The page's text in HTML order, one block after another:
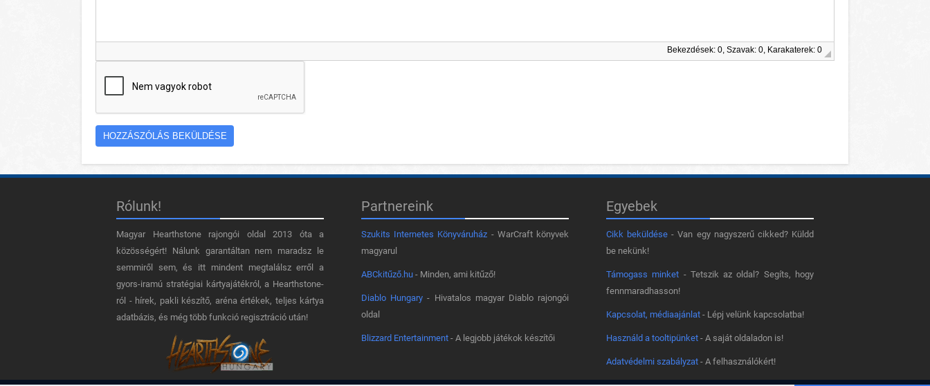
Bekezdések: 0, Szavak: 0, Karakaterek: 0
Rólunk!
Magyar Hearthstone​ rajongói oldal 2013 óta a
közösségért! Nálunk garantáltan nem maradsz le
semmiről sem, és itt mindent megtalálsz erről a
gyors-iramú stratégiai kártyajátékról, a Hearthstone-
ról - hírek, pakli készítő, aréna értékek, teljes kártya
adatbázis, és még több funkció regisztráció után!
Partnereink
Szukits Internetes Könyváruház - WarCraft könyvek
magyarul
ABCkitűző.hu - Minden, ami kitűző!
Diablo Hungary - Hivatalos magyar Diablo rajongói
oldal
Blizzard Entertainment - A legjobb játékok készítői
Egyebek
Cikk beküldése - Van egy nagyszerű cikked? Küldd
be nekünk!
Támogass minket - Tetszik az oldal? Segíts, hogy
fennmaradhasson!
Kapcsolat, médiaajánlat - Lépj velünk kapcsolatba!
Használd a tooltipünket - A saját oldaladon is!
Adatvédelmi szabályzat - A felhasználókért!